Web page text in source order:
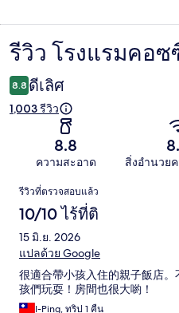
รีวิว
รีวิว โรงแรมคอ
8.8 ดีเลิศ
1,003 รีวิว
8.8
ความสะอาด สิ่งอำนวย
รีวิว
รีวิวที่ตรวจสอบแล้ว
10/10 ไร้ที่ติ
15 มิ.ย. 2026
แปลด้วย Google
很適合帶小孩入住的親子飯店
孩們玩耍！房間也很大喲！
I-Ping, ทริป 1 คืน